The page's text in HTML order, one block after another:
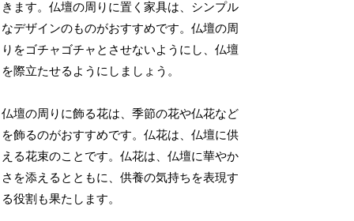
きます。仏壇の周りに置く家具は、シンプル
なデザインのものがおすすめです。仏壇の周
りをゴチャゴチャとさせないようにし、仏壇
を際立たせるようにしましょう。
仏壇の周りに飾る花は、季節の花や仏花など
を飾るのがおすすめです。仏花は、仏壇に供
える花束のことです。仏花は、仏壇に華やか
さを添えるとともに、供養の気持ちを表現す
る役割も果たします。